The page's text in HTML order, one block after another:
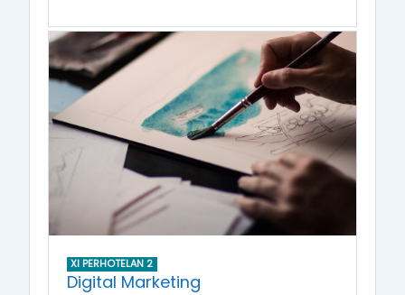
XI PERHOTELAN 2
Digital Marketing